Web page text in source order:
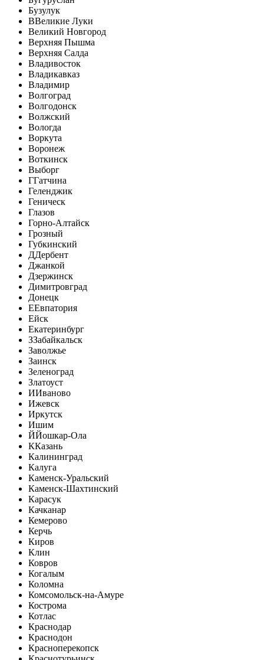
Бузулук
ВВеликие Луки
Великий Новгород
Верхняя Пышма
Верхняя Салда
Владивосток
Владикавказ
Владимир
Волгоград
Волгодонск
Волжский
Вологда
Воркута
Воронеж
Воткинск
Выборг
ГГатчина
Геленджик
Геническ
Глазов
Горно-Алтайск
Грозный
Губкинский
ДДербент
Джанкой
Дзержинск
Димитровград
Донецк
ЕЕвпатория
Ейск
Екатеринбург
ЗЗабайкальск
Заволжье
Заинск
Зеленоград
Златоуст
ИИваново
Ижевск
Иркутск
Ишим
ЙЙошкар-Ола
ККазань
Калининград
Калуга
Каменск-Уральский
Каменск-Шахтинский
Карасук
Качканар
Кемерово
Керчь
Киров
Клин
Ковров
Когалым
Коломна
Комсомольск-на-Амуре
Кострома
Котлас
Краснодар
Краснодон
Красноперекопск